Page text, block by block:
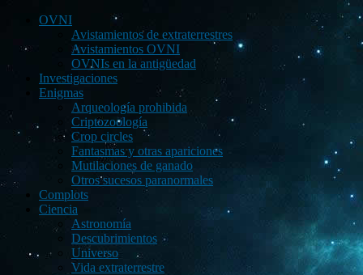
OVNI
Avistamientos de extraterrestres
Avistamientos OVNI
OVNIs en la antigüedad
Investigaciones
Enigmas
Arqueología prohibida
Criptozoología
Crop circles
Fantasmas y otras apariciones
Mutilaciones de ganado
Otros sucesos paranormales
Complots
Ciencia
Astronomía
Descubrimientos
Universo
Vida extraterrestre